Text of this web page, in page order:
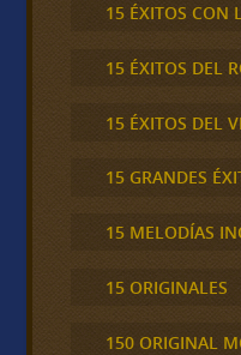
15 ÉXITOS CON
15 ÉXITOS DEL
15 ÉXITOS DEL
15 GRANDES
15 MELODÍAS
15 ORIGINALES
150 ORIGINAL